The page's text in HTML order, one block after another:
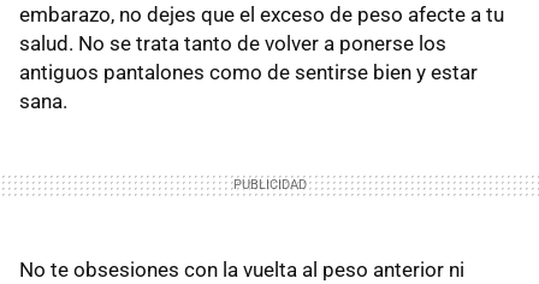
embarazo, no dejes que el exceso de peso afecte a tu
salud. No se trata tanto de volver a ponerse los
antiguos pantalones como de sentirse bien y estar
sana.
No te obsesiones con la vuelta al peso anterior ni